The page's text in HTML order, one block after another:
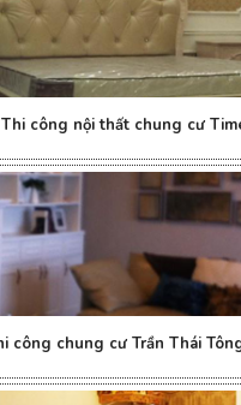
Thi công nội thất chung cư
công chung cư Trần Thái